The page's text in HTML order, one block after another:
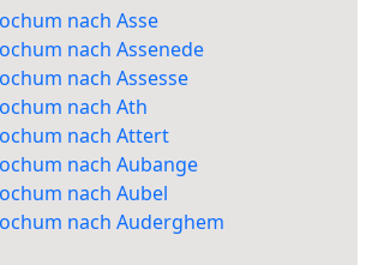
nach Asse
nach Assenede
nach Assesse
nach Ath
nach Attert
nach Aubange
nach Aubel
nach Auderghem